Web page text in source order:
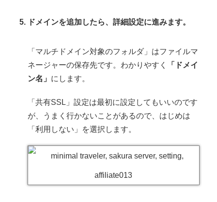
ドメインを追加したら、詳細設定に進みます。
「マルチドメイン対象のフォルダ」はファイルマ
ネージャーの保存先です。わかりやすく
「ドメイ
ン名」 にします。
「共有SSL」設定は最初に設定してもいいのです
が、うまく行かないことがあるので、はじめは
「利用しない」を選択します。